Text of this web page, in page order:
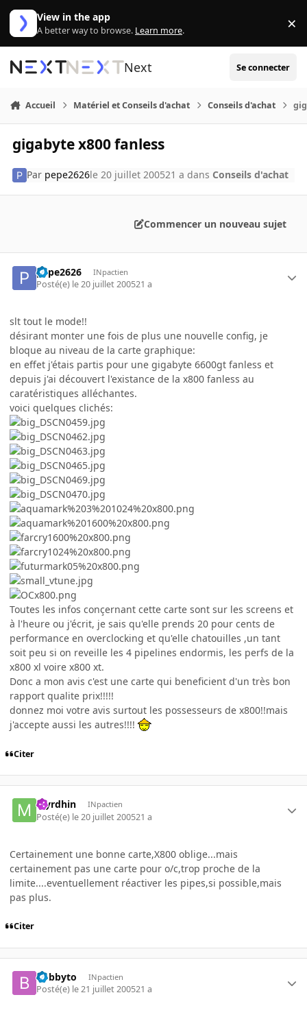
Aller au contenu
View in the app
A better way to browse. Learn more. ×
Next Se connecter
Accueil Matériel et Conseils d'achat Conseils d'achat
gigabyte x800 fanless
Par pepe2626le 20 juillet 200521 a dans Conseils d'achat
Commencer un nouveau sujet
pepe2626 INpactien
Posté(e) le 20 juillet 200521 a
slt tout le mode!!
désirant monter une fois de plus une nouvelle config, je
bloque au niveau de la carte graphique:
en effet j'étais partis pour une gigabyte 6600gt fanless et
depuis j'ai découvert l'existance de la x800 fanless au
caratéristiques alléchantes.
voici quelques clichés:
Toutes les infos conçernant cette carte sont sur les screens et
à l'heure ou j'écrit, je sais qu'elle prends 20 pour cents de
performance en overclocking et qu'elle chatouilles ,un tant
soit peu si on reveille les 4 pipelines endormis, les perfs de la
x800 xl voire x800 xt.
Donc a mon avis c'est une carte qui beneficient d'un très bon
rapport qualite prix!!!!!
donnez moi votre avis surtout les possesseurs de x800!!mais
j'accepte aussi les autres!!!!
Citer
Myrdhin INpactien
Posté(e) le 20 juillet 200521 a
Certainement une bonne carte,X800 oblige...mais
certainement pas une carte pour o/c,trop proche de la
limite....eventuellement réactiver les pipes,si possible,mais
pas plus.
Citer
bobbyto INpactien
Posté(e) le 21 juillet 200521 a